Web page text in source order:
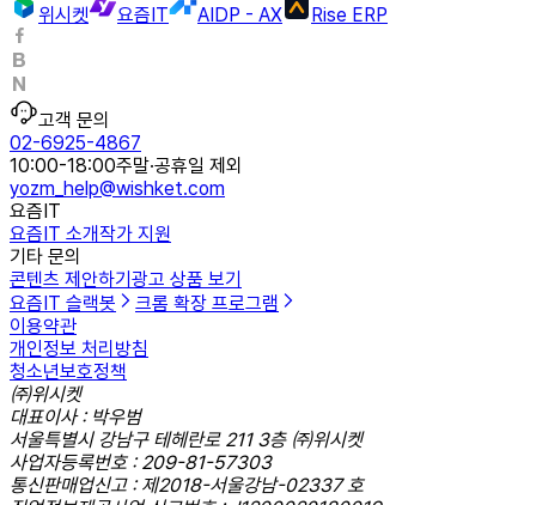
위시켓
요즘IT AIDP - AX Rise ERP
고객 문의
02-6925-4867
10:00-18:00주말·공휴일 제외
yozm_help@wishket.com
요즘IT
요즘IT 소개작가 지원
기타 문의
콘텐츠 제안하기광고 상품 보기
요즘IT 슬랙봇
크롬 확장 프로그램
이용약관
개인정보 처리방침
청소년보호정책
㈜위시켓
대표이사 : 박우범
서울특별시 강남구 테헤란로 211 3층 ㈜위시켓
사업자등록번호 : 209-81-57303
통신판매업신고 : 제2018-서울강남-02337 호